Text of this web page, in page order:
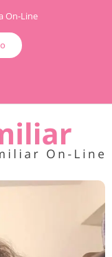
On-Line